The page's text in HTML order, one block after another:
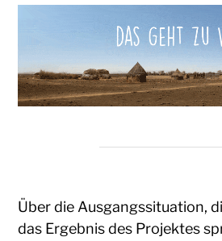
Über die Ausgangssituation,
das Ergebnis des Projektes